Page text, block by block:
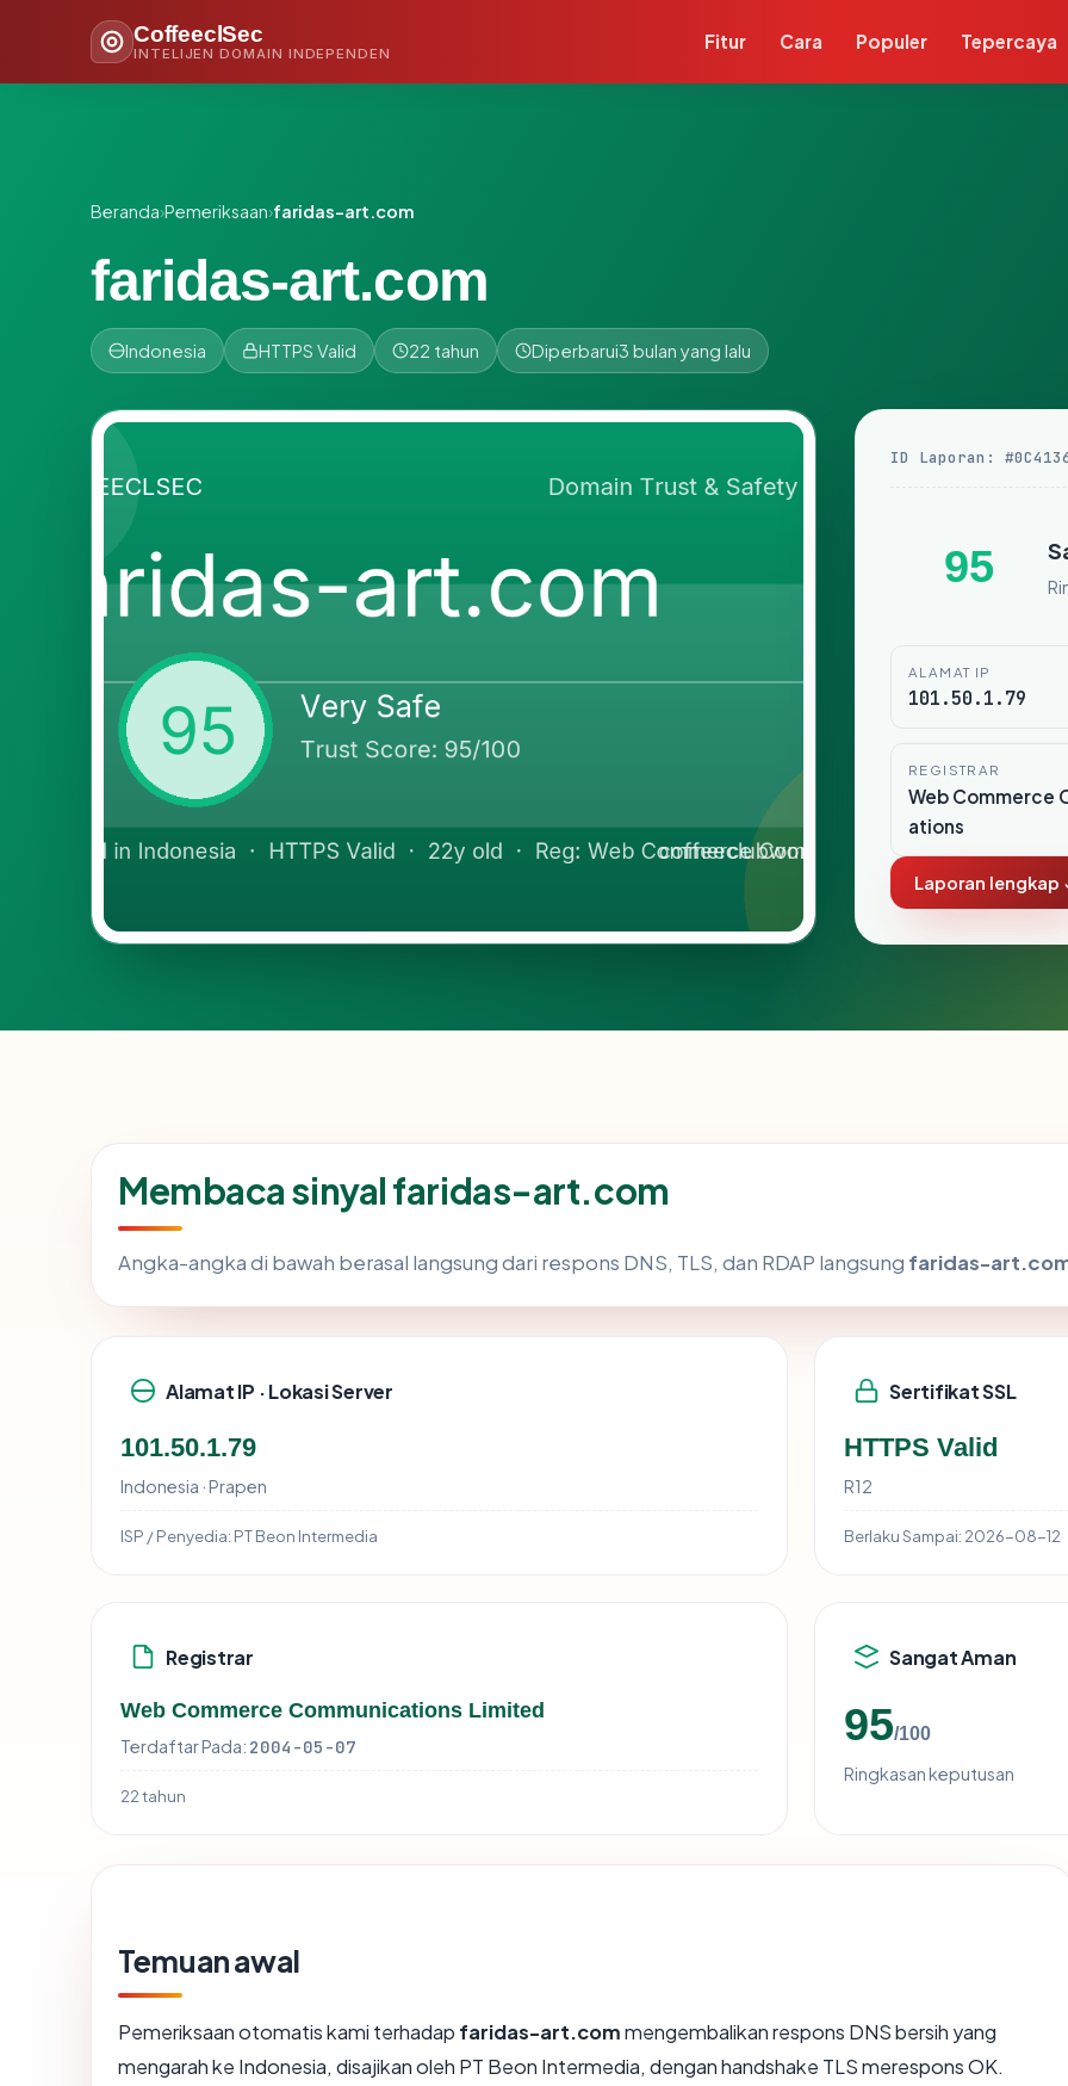
CoffeeclSec
INTELIJEN DOMAIN INDEPENDEN
Fitur Cara Populer Tepercaya
Beranda›Pemeriksaan›faridas-art.com
faridas-art.com
Indonesia HTTPS Valid 22 tahun Diperbarui3 bulan yang lalu
ID Laporan:
95
ALAMAT IP
101.50.1.79
REGISTRAR
Web Commerce
ations
Laporan lengkap
Membaca sinyal faridas-art.com
Angka-angka di bawah berasal langsung dari respons DNS, TLS, dan RDAP langsung faridas-
Alamat IP · Lokasi Server
101.50.1.79
Indonesia · Prapen
ISP / Penyedia: PT Beon Intermedia
Sertifikat SSL
HTTPS Valid
R12
Berlaku Sampai: 2026-08-12
Registrar
Web Commerce Communications Limited
Terdaftar Pada: 2004-05-07
22 tahun
Sangat Aman
95/100
Ringkasan keputusan
Temuan awal
Pemeriksaan otomatis kami terhadap faridas-art.commengembalikan respons DNS bersih yang
mengarah ke Indonesia, disajikan oleh PT Beon Intermedia, dengan handshake TLS merespons OK.